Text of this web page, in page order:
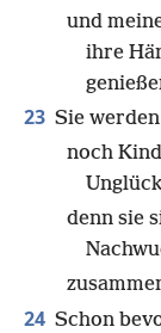
und
ihre
23 Sie
noch
denn sie
24 Schon